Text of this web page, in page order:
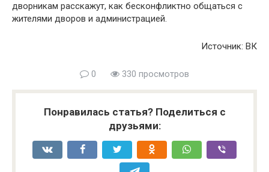
дворникам расскажут, как бесконфликтно общаться с
жителями дворов и администрацией.
Источник: ВК
0 330 просмотров
Понравилась статья? Поделиться с
друзьями: